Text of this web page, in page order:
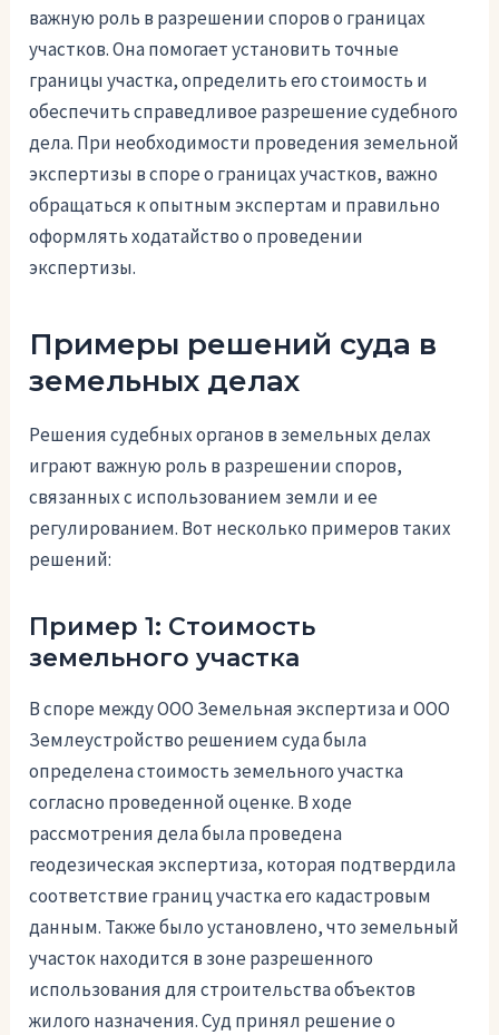
важную роль в разрешении споров о границах
участков. Она помогает установить точные
границы участка, определить его стоимость и
обеспечить справедливое разрешение судебного
дела. При необходимости проведения земельной
экспертизы в споре о границах участков, важно
обращаться к опытным экспертам и правильно
оформлять ходатайство о проведении
экспертизы.
Примеры решений суда в
земельных делах
Решения судебных органов в земельных делах
играют важную роль в разрешении споров,
связанных с использованием земли и ее
регулированием. Вот несколько примеров таких
решений:
Пример 1: Стоимость
земельного участка
В споре между ООО Земельная экспертиза и ООО
Землеустройство решением суда была
определена стоимость земельного участка
согласно проведенной оценке. В ходе
рассмотрения дела была проведена
геодезическая экспертиза, которая подтвердила
соответствие границ участка его кадастровым
данным. Также было установлено, что земельный
участок находится в зоне разрешенного
использования для строительства объектов
жилого назначения. Суд принял решение о